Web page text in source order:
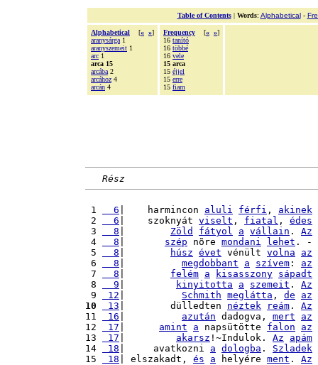
Table of Contents| Words: Alphabetical-
Alphabetical [« »]
aranysárga 1
aranyszemeit 1
arc 1
arca 15
arcába 2
arcához 4
arcán 4
Frequency [« »]
16 tanító
16 többé
16 vele
15 arca
15 éjjel
15 erre
15 fiam
Rész
1
  6
|    harmincon aluli férfi , akinek
2
  6
|    szoknyát viselt , fiatal , édes
3
  8
Zöld fátyol a vállain . Az
4
  8
szép nõre mondani lehet . -
5
  8
húsz évet vénült volna
az
6
  8
megdobbant a szívem : az
7
  8
felém a kisasszony sápadt
8
  9
kinyitotta a szemeit . Az
9
12 Schmith meglátta , de
az
10
13 |        dülledten néztek reám . Az
11
16 azután dadogva, mert
az
12
17 amint a napsütötte falon
az
13
17 akarsz !~Indulok. Az
apám
14
18 |     avatkozni a dologba . Szladek
15
18 | elszakadt, és a helyére ment . Az